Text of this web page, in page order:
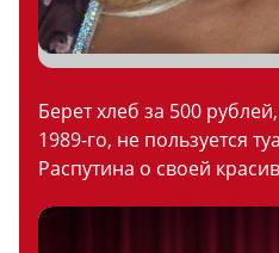
Берет хлеб за 500
1989-го, не пользуется
Распутина о своей